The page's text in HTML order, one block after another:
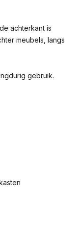
achterkant is
meubels, langs
gebruik.